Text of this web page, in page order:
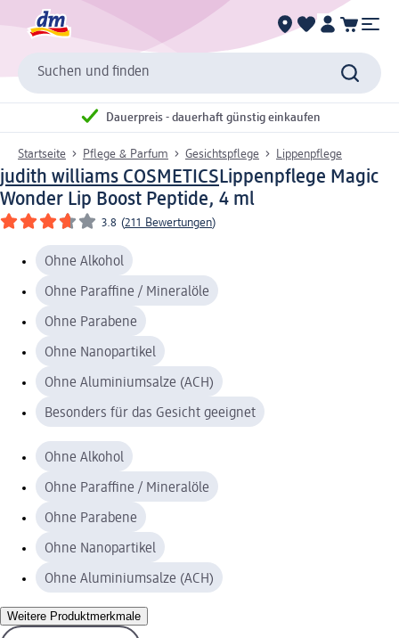
Suchen und finden
Dauerpreis - dauerhaft günstig einkaufen
Startseite Pflege & Parfum Gesichtspflege Lippenpflege
judith williams COSMETICSLippenpflege Magic
Wonder Lip Boost Peptide, 4 ml
3.8 (211 Bewertungen)
Ohne Alkohol
Ohne Paraffine / Mineralöle
Ohne Parabene
Ohne Nanopartikel
Ohne Aluminiumsalze (ACH)
Besonders für das Gesicht geeignet
Ohne Alkohol
Ohne Paraffine / Mineralöle
Ohne Parabene
Ohne Nanopartikel
Ohne Aluminiumsalze (ACH)
Weitere Produktmerkmale